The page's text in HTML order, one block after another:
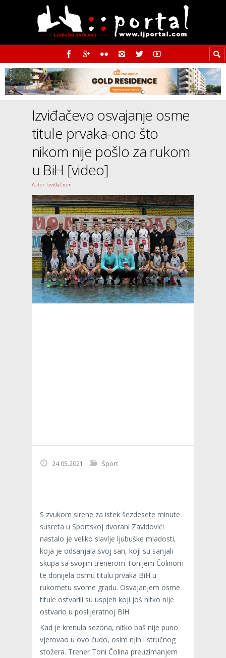
Izviđačevo osvajanje osme
titule prvaka-ono što
nikom nije pošlo za rukom
u BiH [video]
Autor: Izviđač.com
24.05.2021 Šport
S zvukom sirene za istek šezdesete minute
susreta u Sportskoj dvorani Zavidovići
nastalo je veliko slavlje ljubuške mladosti,
koja je odsanjala svoj san, koji su sanjali
skupa sa svojim trenerom Tonijem Čolinom
te donijela osmu titulu prvaka BiH u
rukometu svome gradu. Osvajanjem osme
titule ostvarili su uspjeh koji još nitko nije
ostvario u poslijeratnoj BiH.
Kad je krenula sezona, nitko baš nije puno
vjerovao u ovo čudo, osim njih i stručnog
stožera. Trener Toni Čolina preuzimanjem